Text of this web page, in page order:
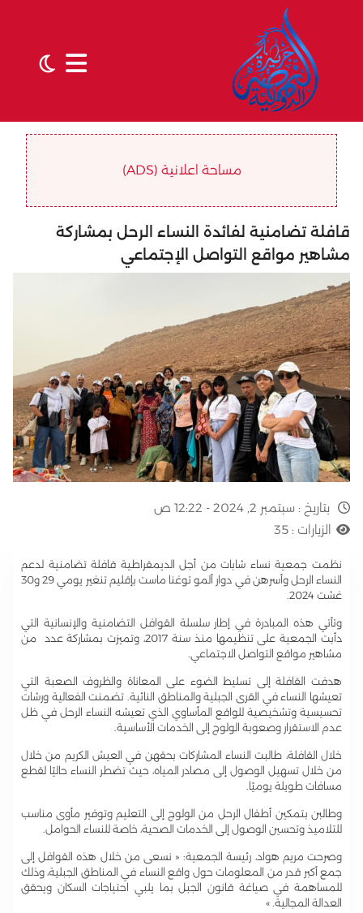
مساحة اعلانية (ADS)
قافلة تضامنية لفائدة النساء الرحل بمشاركة
مشاهير مواقع التواصل الإجتماعي
بتاريخ : سبتمبر 2, 2024 - 12:22 ص
الزيارات : 35
نظمت جمعية نساء شابات من أجل الديمقراطية قافلة تضامنية لدعم
النساء الرحل وأسرهن في دوار ألمو توغنا ماست بإقليم تنغير يومي 29 و30
غشت 2024.
وتأتي هذه المبادرة في إطار سلسلة القوافل التضامنية والإنسانية التي
دأبت الجمعية على تنظيمها منذ سنة 2017، وتميزت بمشاركة عدد من
مشاهير مواقع التواصل الاجتماعي.
هدفت القافلة إلى تسليط الضوء على المعاناة والظروف الصعبة التي
تعيشها النساء في القرى الجبلية والمناطق النائية. تضمنت الفعالية ورشات
تحسيسية وتشخيصية للواقع المأساوي الذي تعيشه النساء الرحل في ظل
عدم الاستقرار وصعوبة الولوج إلى الخدمات الأساسية.
خلال القافلة، طالبت النساء المشاركات بحقهن في العيش الكريم من خلال
من خلال تسهيل الوصول إلى مصادر المياه، حيث تضطر النساء حاليًا لقطع
مسافات طويلة يوميًا.
وطالبن بتمكين أطفال الرحل من الولوج إلى التعليم وتوفير مأوى مناسب
للتلاميذ وتحسين الوصول إلى الخدمات الصحية، خاصة للنساء الحوامل.
وصرحت مريم هواد، رئيسة الجمعية: « نسعى من خلال هذه القوافل إلى
جمع أكبر قدر من المعلومات حول واقع النساء في المناطق الجبلية، وذلك
للمساهمة في صياغة قانون الجبل بما يلبي احتياجات السكان ويحقق
العدالة المجالية. »